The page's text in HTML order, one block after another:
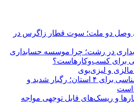
وصل دو ملت؛ سوت قطار زاگرس در
در رشت؛ چرا موسسه حسابداری
برای کسب‌وکارهاست؟
و لیزی‌بوی
هشدار نارنجی هواشناسی برای ۴ استان؛ رگبار شدید و
است
و ریسک‌های قابل توجهی مواجه